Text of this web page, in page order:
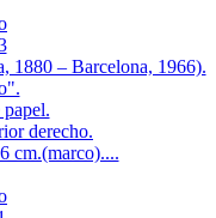
– Barcelona, 1966).
derecho.
cm.(marco)....